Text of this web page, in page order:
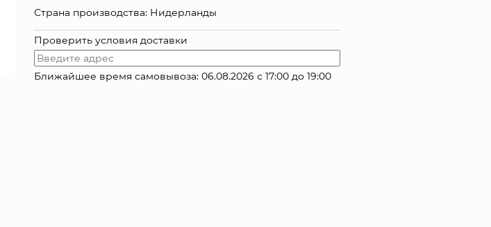
Страна производства: Нидерланды
Проверить условия доставки
Ближайшее время самовывоза: 06.08.2026 с 17:00 до 19:00